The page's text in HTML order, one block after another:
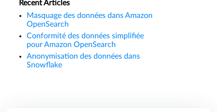
Recent Articles
Masquage des données dans Amazon
OpenSearch
Conformité des données simplifiée
pour Amazon OpenSearch
Anonymisation des données dans
Snowflake